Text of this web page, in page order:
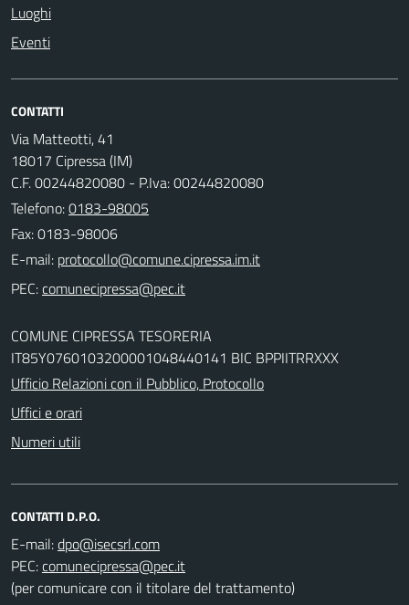
Luoghi
Eventi
CONTATTI
Via Matteotti, 41
18017 Cipressa (IM)
C.F. 00244820080 - P.Iva: 00244820080
Telefono:0183-98005
Fax: 0183-98006
E-mail:
PEC:
COMUNE CIPRESSA TESORERIA
IT85Y0760103200001048440141 BIC BPPIITRRXXX
Ufficio Relazioni con il Pubblico, Protocollo
Uffici e orari
Numeri utili
CONTATTI D.P.O.
E-mail:
PEC:
(per comunicare con il titolare del trattamento)